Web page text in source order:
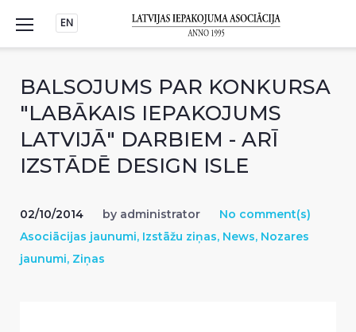
content
EN
BALSOJUMS PAR KONKURSA
"LABĀKAIS IEPAKOJUMS
LATVIJĀ" DARBIEM - ARĪ
IZSTĀDĒ DESIGN ISLE
02/10/2014 by administrator
No comment(s)
Asociācijas jaunumi, Izstāžu ziņas, News, Nozares
jaunumi, Ziņas